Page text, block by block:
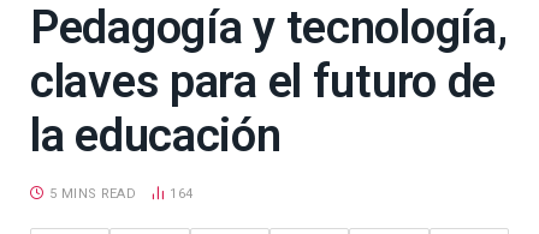
Pedagogía y tecnología,
claves para el futuro de
la educación
5 MINS READ 164